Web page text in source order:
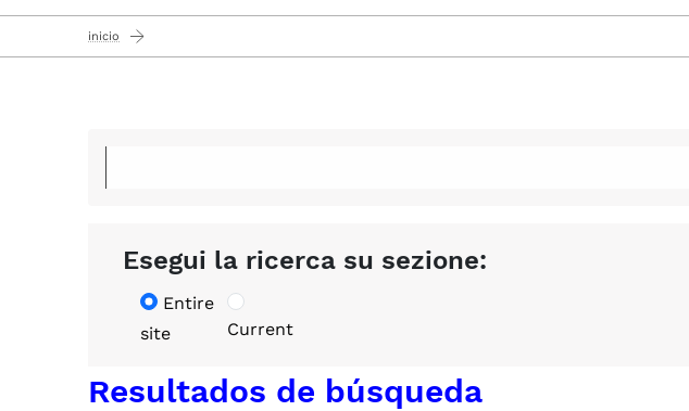
inicio
Esegui la ricerca su sezione:
Entire
site
Current
Resultados de búsqueda